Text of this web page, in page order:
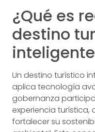
¿Qué es
destino
Un destino turístico
aplica tecnología
gobernanza
experiencia turística,
fortalecer su